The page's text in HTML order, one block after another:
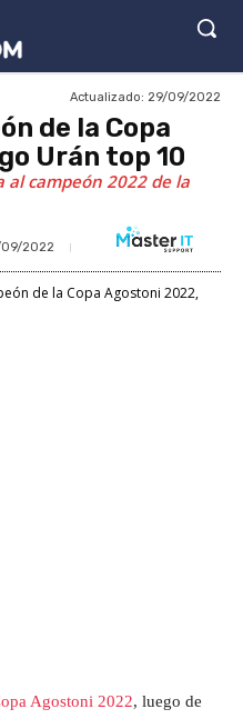
Actualizado: 29/09/2022
de la Copa
Urán top 10
al campeón 2022 de la
2022
de la Copa Agostoni 2022,
Agostoni 2022, luego de